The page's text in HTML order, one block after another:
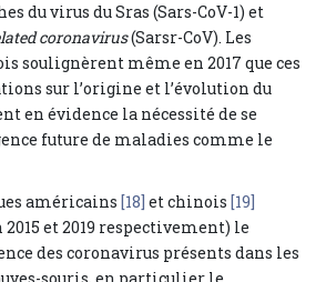
du virus du Sras (Sars-CoV-1) et
coronavirus(Sarsr-CoV). Les
soulignèrent même en 2017 que ces
sur l’origine et l’évolution du
en évidence la nécessité de se
future de maladies comme le
américains [18] et chinois [19]
et 2019 respectivement) le
des coronavirus présents dans les